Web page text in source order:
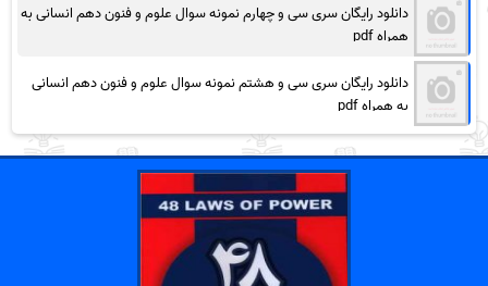
دانلود رایگان سری سی و چهارم نمونه سوال علوم و فنون دهم انسانی به
همراه pdf
دانلود رایگان سری سی و هشتم نمونه سوال علوم و فنون دهم انسانی
به همراه pdf